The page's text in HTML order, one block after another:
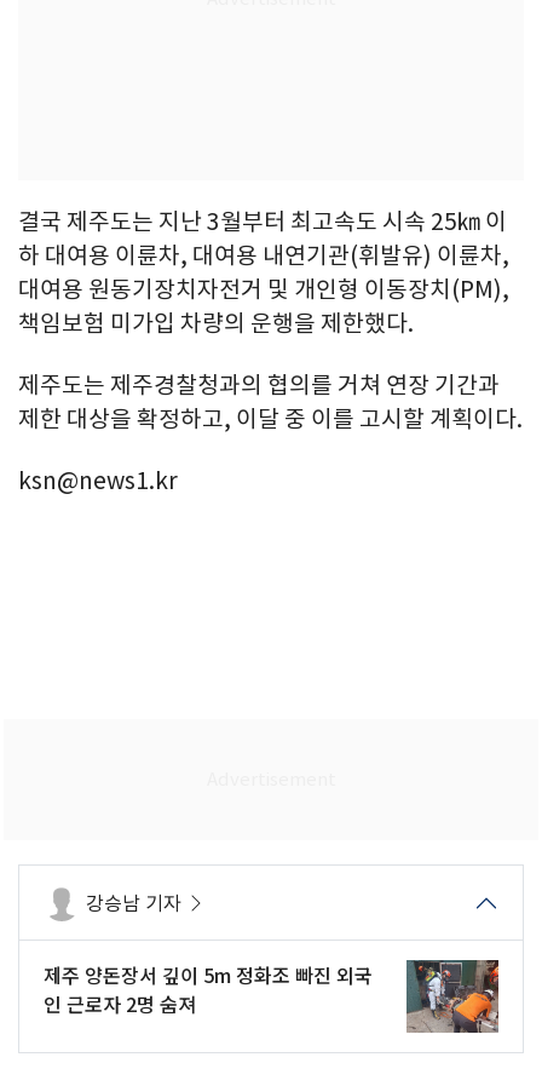
결국 제주도는 지난 3월부터 최고속도 시속 25㎞ 이
하 대여용 이륜차, 대여용 내연기관(휘발유) 이륜차,
대여용 원동기장치자전거 및 개인형 이동장치(PM),
책임보험 미가입 차량의 운행을 제한했다.
제주도는 제주경찰청과의 협의를 거쳐 연장 기간과
제한 대상을 확정하고, 이달 중 이를 고시할 계획이다.
ksn@news1.kr
강승남 기자
제주 양돈장서 깊이 5m 정화조 빠진 외국
인 근로자 2명 숨져